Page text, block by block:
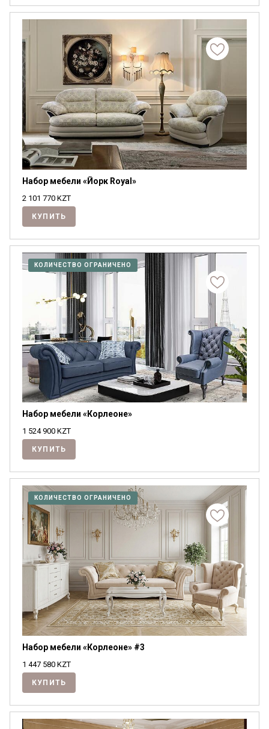
Набор мебели «Йорк Royal»
2 101 770 KZT
КУПИТЬ
КОЛИЧЕСТВО ОГРАНИЧЕНО
Набор мебели «Корлеоне»
1 524 900 KZT
КУПИТЬ
КОЛИЧЕСТВО ОГРАНИЧЕНО
Набор мебели «Корлеоне» #3
1 447 580 KZT
КУПИТЬ